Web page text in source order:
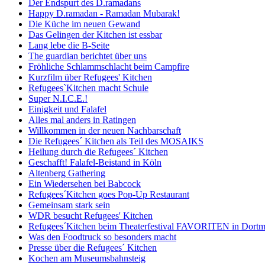
Der Endspurt des D.ramadans
Happy D.ramadan - Ramadan Mubarak!
Die Küche im neuen Gewand
Das Gelingen der Kitchen ist essbar
Lang lebe die B-Seite
The guardian berichtet über uns
Fröhliche Schlammschlacht beim Campfire
Kurzfilm über Refugees' Kitchen
Refugees`Kitchen macht Schule
Super N.I.C.E.!
Einigkeit und Falafel
Alles mal anders in Ratingen
Willkommen in der neuen Nachbarschaft
Die Refugees´ Kitchen als Teil des MOSAIKS
Heilung durch die Refugees´ Kitchen
Geschafft! Falafel-Beistand in Köln
Altenberg Gathering
Ein Wiedersehen bei Babcock
Refugees´Kitchen goes Pop-Up Restaurant
Gemeinsam stark sein
WDR besucht Refugees' Kitchen
Refugees´Kitchen beim Theaterfestival FAVORITEN in
Was den Foodtruck so besonders macht
Presse über die Refugees´ Kitchen
Kochen am Museumsbahnsteig